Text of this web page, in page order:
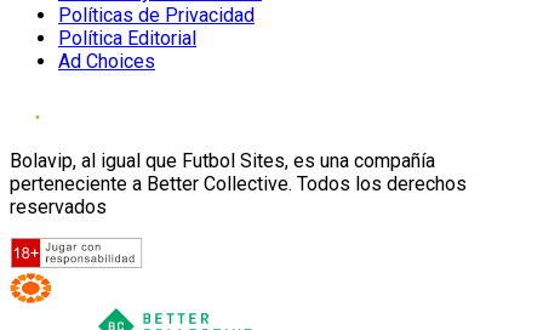
Políticas de Privacidad
Política Editorial
Ad Choices
Bolavip, al igual que Futbol Sites, es una compañía
perteneciente a Better Collective. Todos los derechos
reservados